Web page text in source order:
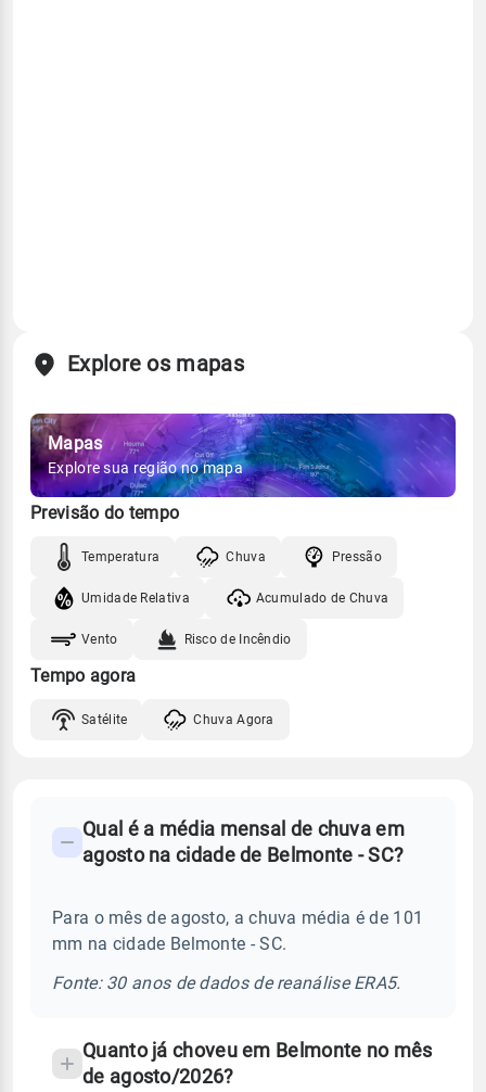
Explore os mapas
Mapas
Explore sua região no mapa
Previsão do tempo
Temperatura Chuva Pressão
Umidade Relativa Acumulado de Chuva
Vento Risco de Incêndio
Tempo agora
Satélite Chuva Agora
Perguntas
sobre
chuva
Qual é a média mensal de chuva em
agosto na cidade de Belmonte - SC?
Para o mês de agosto, a chuva média é de 101
mm na cidade Belmonte - SC.
Fonte: 30 anos de dados de reanálise ERA5.
Quanto já choveu em Belmonte no mês
de agosto/2026?